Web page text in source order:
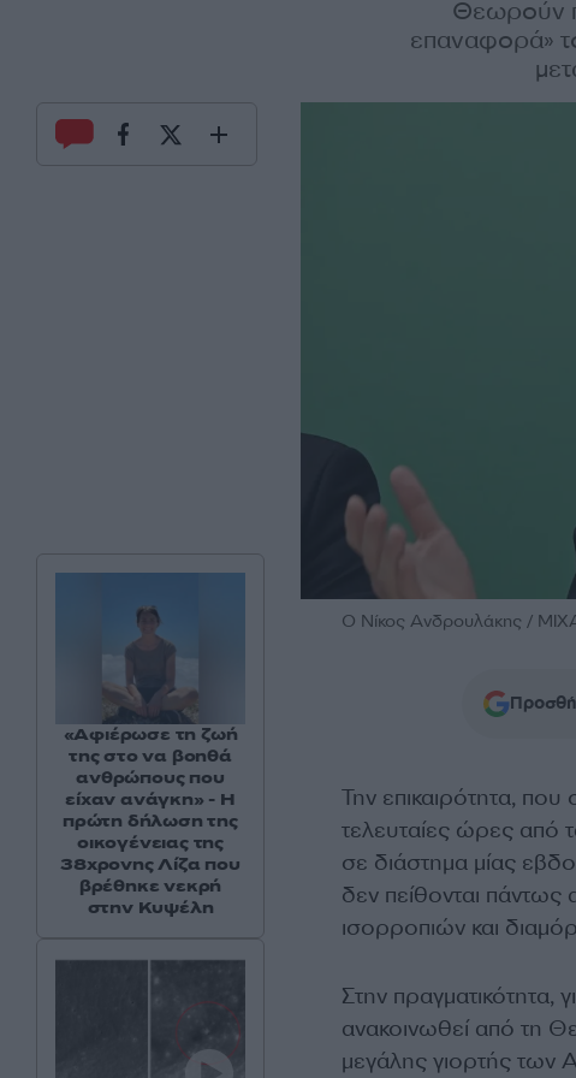
Θεωρούν
επαναφορά»
O Νίκος Ανδρουλάκης /
Την επικαιρότητα, που
τελευταίες ώρες από
σε διάστημα μίας
δεν πείθονται
ισορροπιών και
Στην
ανακοινωθεί από τη
μεγάλης γιορτής των
«Αφιέρωσε τη ζωή
της στο να βοηθά
ανθρώπους που
είχαν ανάγκη» - Η
πρώτη δήλωση της
οικογένειας της
38χρονης Λίζα που
βρέθηκε νεκρή
στην Κυψέλη